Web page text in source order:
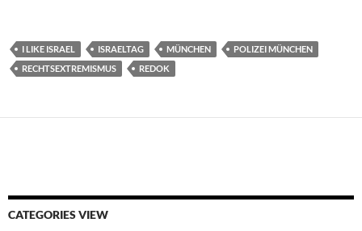
I LIKE ISRAEL ISRAELTAG MÜNCHEN
POLIZEI MÜNCHEN
RECHTSEXTREMISMUS
REDOK
CATEGORIES VIEW